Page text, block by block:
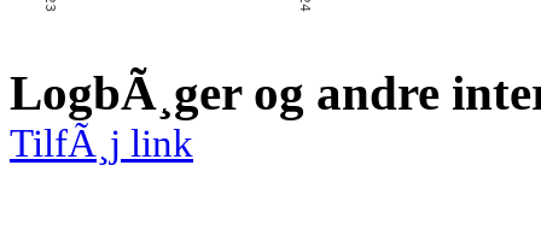
LogbÃ¸ger og andre
TilfÃ¸j link